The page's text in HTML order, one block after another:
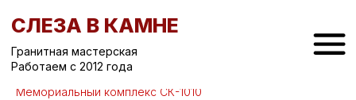
СЛЕЗА В КАМНЕ
Работаем с 2012 года
Вернуться назад /
Мемориальные комплексы на могилу
Мемориальный комплекс СК-1010